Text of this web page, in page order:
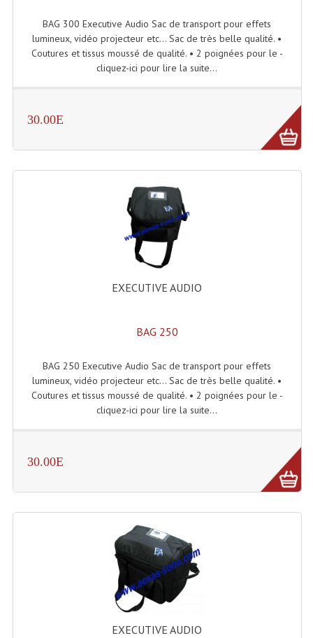
Projecteurs Théâtre Led
Projecteurs Traditionnels
Projecteurs Poursuite
Projecteurs Théatre: Plan Convexe Fresnel
Rampe De Spots
Scanners
Stroboscopes
Câble Rallonge DMX512 MIDI
Câbles Module, Cables Audio
Adaptateurs Audio
Divers Bricolage
Divers Bricolage
Haut-Parleurs Origine Sav
Membrannes De Haut Parleurs
BAG 300 Executive Audio Sac de transport pour effets
lumineux, vidéo projecteur etc... Sac de très belle qualité. •
Coutures et tissus moussé de qualité. • 2 poignées pour le -
cliquez-ici pour lire la suite...
30.00E
EXECUTIVE AUDIO
BAG 250
BAG 250 Executive Audio Sac de transport pour effets
lumineux, vidéo projecteur etc... Sac de très belle qualité. •
Coutures et tissus moussé de qualité. • 2 poignées pour le -
cliquez-ici pour lire la suite...
30.00E
EXECUTIVE AUDIO